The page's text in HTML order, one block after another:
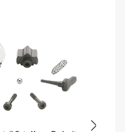
für zusätzliches
große
Aufbewahrung in
SichtfensterOberfläche:
EN ISO 6789-2:2017, DIN
1Made in GermanyAbtrieb:
(12,5 mm) Vierkant
/ Länge: 435 mmNetto-
kgDrehmomentbereich
NmGenauigkeit: 4
(Nm): 1